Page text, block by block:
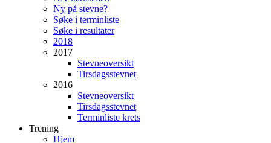
Ny på stevne?
Søke i terminliste
Søke i resultater
2018
2017
Stevneoversikt
Tirsdagsstevnet
2016
Stevneoversikt
Tirsdagsstevnet
Terminliste krets
Trening
Hjem